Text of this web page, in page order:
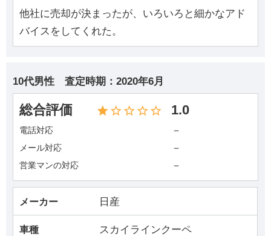
他社に売却が決まったが、いろいろと細かなアド
バイスをしてくれた。
10代男性 査定時期： 2020年6月
総合評価 1.0
電話対応 －
メール対応 －
営業マンの対応 －
メーカー 日産
車種 スカイラインクーペ